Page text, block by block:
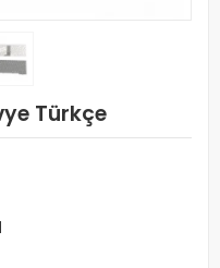
Türkçe